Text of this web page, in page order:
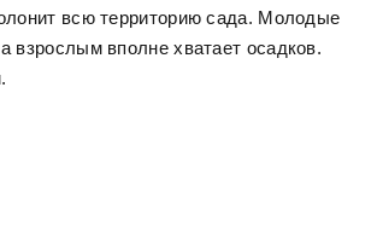
всю территорию сада. Молодые
взрослым вполне хватает осадков.